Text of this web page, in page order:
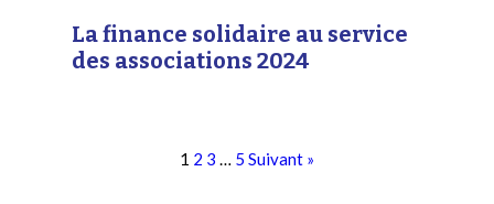
La finance solidaire au service
des associations 2024
1 2 3 … 5 Suivant »